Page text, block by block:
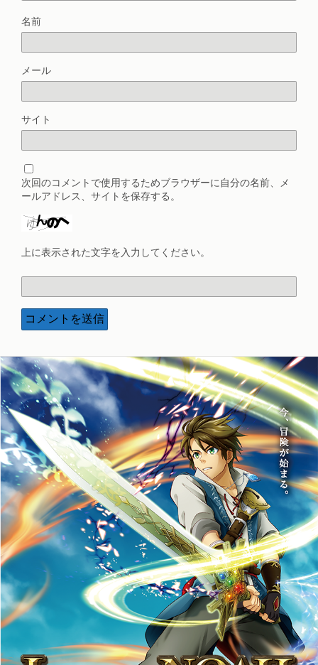
名前
メール
サイト
次回のコメントで使用するためブラウザーに自分の名前、メ
ールアドレス、サイトを保存する。
上に表示された文字を入力してください。